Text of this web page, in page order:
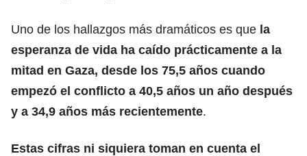
Uno de los hallazgos más dramáticos es que la
esperanza de vida ha caído prácticamente a la
mitad en Gaza, desde los 75,5 años cuando
empezó el conflicto a 40,5 años un año después
y a 34,9 años más recientemente.
Estas cifras ni siquiera toman en cuenta el